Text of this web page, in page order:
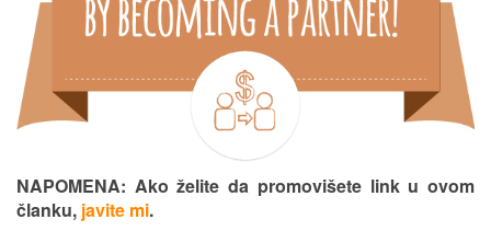
NAPOMENA: Ako želite da promovišete link u ovom
članku, javite mi.